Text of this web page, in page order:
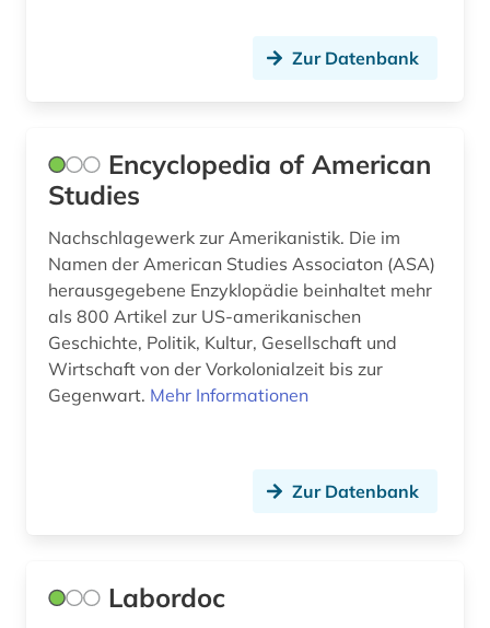
kulturwissenschaften (2)
kunst (4)
landeskunde (1)
landwirtschaft (3)
lateinamerika (3)
lebensmittel (1)
london (3)
Zur Datenbank
Encyclopedia of American
Studies
Nachschlagewerk zur Amerikanistik. Die im
Namen der American Studies Associaton (ASA)
herausgegebene Enzyklopädie beinhaltet mehr
als 800 Artikel zur US-amerikanischen
Geschichte, Politik, Kultur, Gesellschaft und
Wirtschaft von der Vorkolonialzeit bis zur
Gegenwart. Mehr Informationen
Zur Datenbank
Labordoc